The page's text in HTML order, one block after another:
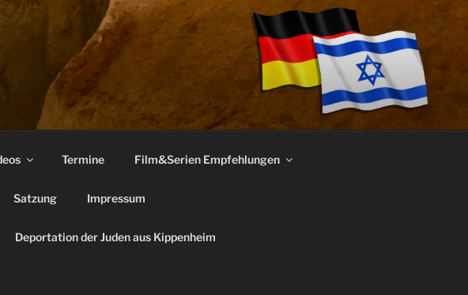
Termine Film&Serien Empfehlungen
Satzung Impressum
Deportation der Juden aus Kippenheim